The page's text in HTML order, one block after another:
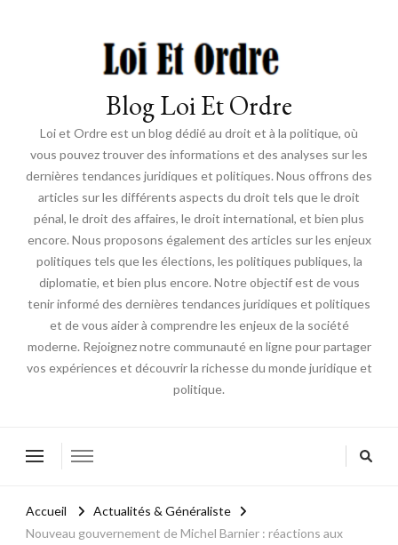
Blog Loi Et Ordre
Loi et Ordre est un blog dédié au droit et à la politique, où
vous pouvez trouver des informations et des analyses sur les
dernières tendances juridiques et politiques. Nous offrons des
articles sur les différents aspects du droit tels que le droit
pénal, le droit des affaires, le droit international, et bien plus
encore. Nous proposons également des articles sur les enjeux
politiques tels que les élections, les politiques publiques, la
diplomatie, et bien plus encore. Notre objectif est de vous
tenir informé des dernières tendances juridiques et politiques
et de vous aider à comprendre les enjeux de la société
moderne. Rejoignez notre communauté en ligne pour partager
vos expériences et découvrir la richesse du monde juridique et
politique.
Accueil
Actualités & Généraliste
Nouveau gouvernement de Michel Barnier : réactions aux